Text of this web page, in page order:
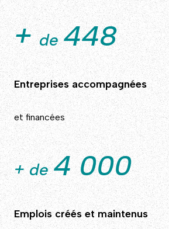
+de448
Entreprises accompagnées
et financées
+ de4 000
Emplois créés et maintenus